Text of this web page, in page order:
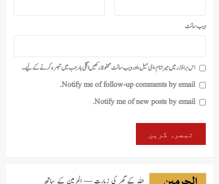
ویب‌ سائٹ
اس براؤزر میں میرا نام، ای میل، اور ویب سائٹ محفوظ رکھیں اگلی بار جب میں تبصرہ کرنے کےلیے۔
Notify me of follow-up comments by email.
Notify me of new posts by email.